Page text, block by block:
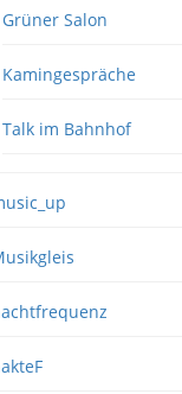
Grüner Salon
Kamingespräche
Talk im Bahnhof